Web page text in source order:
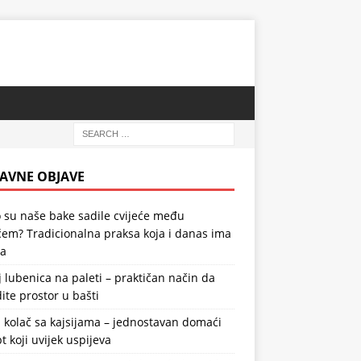
OBJAVE
su naše bake sadile cvijeće među
Tradicionalna praksa koja i danas ima
lubenica na paleti – praktičan način da
prostor u bašti
kolač sa kajsijama – jednostavan domaći
koji uvijek uspijeva